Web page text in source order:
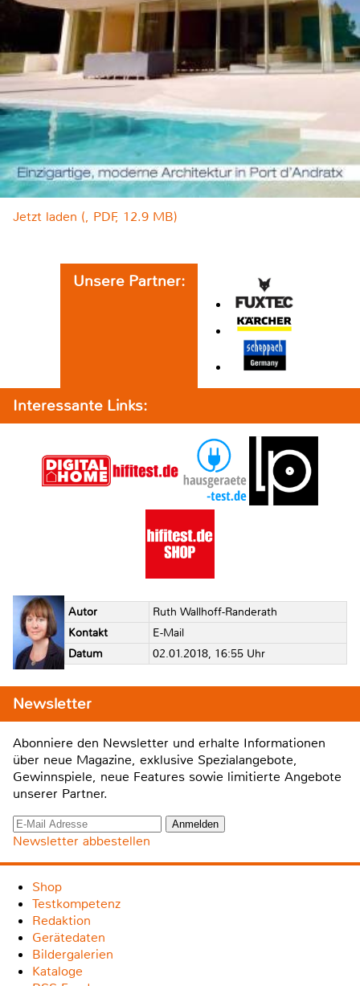
Jetzt laden (, PDF, 12.9 MB)
Unsere Partner:
Interessante Links:
Autor
Ruth Wallhoff-Randerath
Kontakt
E-Mail
Datum
02.01.2018, 16:55 Uhr
Newsletter
Abonniere den Newsletter und erhalte Informationen
über neue Magazine, exklusive Spezialangebote,
Gewinnspiele, neue Features sowie limitierte Angebote
unserer Partner.
Newsletter abbestellen
Shop
Testkompetenz
Redaktion
Gerätedaten
Bildergalerien
Kataloge